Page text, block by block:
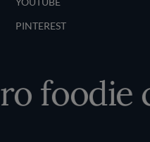
PINTEREST
foodie